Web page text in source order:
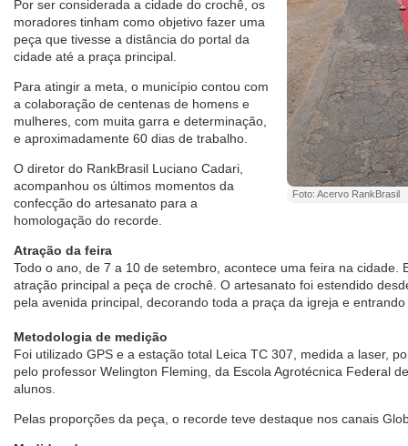
Foto: Acervo RankBrasil
Por ser considerada a cidade do crochê, os
moradores tinham como objetivo fazer uma
peça que tivesse a distância do portal da
cidade até a praça principal.
Para atingir a meta, o município contou com
a colaboração de centenas de homens e
mulheres, com muita garra e determinação,
e aproximadamente 60 dias de trabalho.
O diretor do RankBrasil Luciano Cadari,
acompanhou os últimos momentos da
confecção do artesanato para a
homologação do recorde.
Atração da feira
Todo o ano, de 7 a 10 de setembro, acontece uma feira na cidade.
atração principal a peça de crochê. O artesanato foi estendido
pela avenida principal, decorando toda a praça da igreja e
Metodologia de medição
Foi utilizado GPS e a estação total Leica TC 307, medida a laser,
pelo professor Welington Fleming, da Escola Agrotécnica Federal
alunos.
Pelas proporções da peça, o recorde teve destaque nos canais